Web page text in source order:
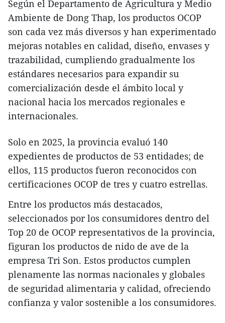
Según el Departamento de Agricultura y Medio
Ambiente de Dong Thap, los productos OCOP
son cada vez más diversos y han experimentado
mejoras notables en calidad, diseño, envases y
trazabilidad, cumpliendo gradualmente los
estándares necesarios para expandir su
comercialización desde el ámbito local y
nacional hacia los mercados regionales e
internacionales.
Solo en 2025, la provincia evaluó 140
expedientes de productos de 53 entidades; de
ellos, 115 productos fueron reconocidos con
certificaciones OCOP de tres y cuatro estrellas.
Entre los productos más destacados,
seleccionados por los consumidores dentro del
Top 20 de OCOP representativos de la provincia,
figuran los productos de nido de ave de la
empresa Tri Son. Estos productos cumplen
plenamente las normas nacionales y globales
de seguridad alimentaria y calidad, ofreciendo
confianza y valor sostenible a los consumidores.